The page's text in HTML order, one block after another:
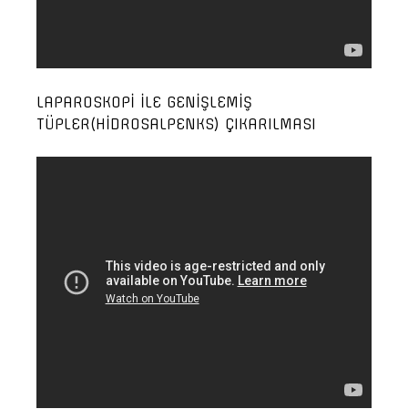
LAPAROSKOPİ İLE GENİŞLEMİŞ
TÜPLER(HİDROSALPENKS) ÇIKARILMASI